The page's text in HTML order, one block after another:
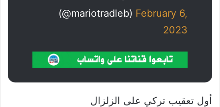
(@mariotradleb) February 6,
2023
أول تعقيب تركي على الزلزال